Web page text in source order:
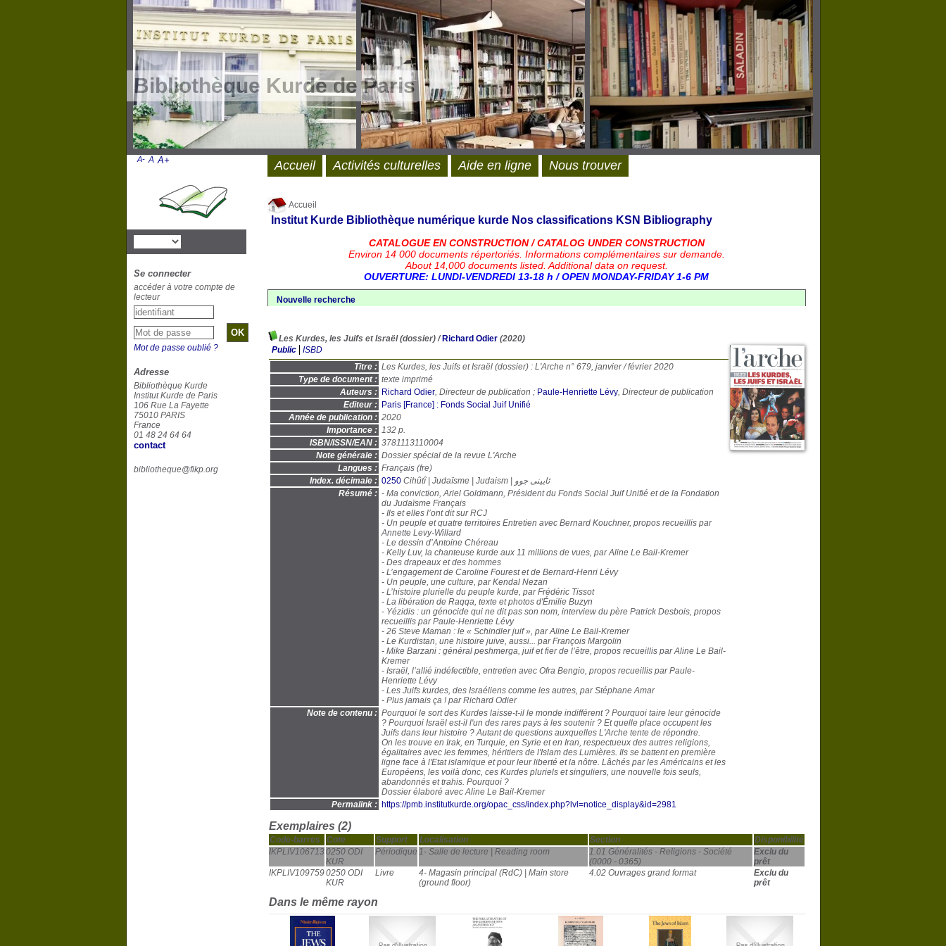
Bibliothèque Kurde de Paris
Accueil
Institut Kurde Bibliothèque numérique kurde Nos classifications KSN Bibliography
CATALOGUE EN CONSTRUCTION / CATALOG UNDER CONSTRUCTION
Environ 14 000 documents répertoriés. Informations complémentaires sur demande.
About 14,000 documents listed. Additional data on request.
OUVERTURE: LUNDI-VENDREDI 13-18 h / OPEN MONDAY-FRIDAY 1-6 PM
Nouvelle recherche
Les Kurdes, les Juifs et Israël (dossier)/ Richard Odier(2020)
Public
ISBD
Titre : Les Kurdes, les Juifs et Israël (dossier) : L'Arche n° 679, janvier / février 2020
Type de document : texte imprimé
Auteurs :
Richard Odier, Directeur de publication ; Paule-Henriette Lévy, Directeur de publication
Editeur :
Paris [France] : Fonds Social Juif Unifié
Année de publication : 2020
Importance : 132 p.
ISBN/ISSN/EAN : 3781113110004
Note générale : Dossier spécial de la revue L'Arche
Langues : Français (fre)
Index. décimale : 0250
Cihûtî | Judaïsme | Judaism | ئایینی جوو
Résumé : - Ma conviction, Ariel Goldmann, Président du Fonds Social Juif Unifié et de la Fondation
du Judaïsme Français
- Ils et elles l’ont dit sur RCJ
- Un peuple et quatre territoires Entretien avec Bernard Kouchner, propos recueillis par
Annette Levy-Willard
- Le dessin d’Antoine Chéreau
- Kelly Luv, la chanteuse kurde aux 11 millions de vues, par Aline Le Bail-Kremer
- Des drapeaux et des hommes
- L’engagement de Caroline Fourest et de Bernard-Henri Lévy
- Un peuple, une culture, par Kendal Nezan
- L’histoire plurielle du peuple kurde, par Frédéric Tissot
- La libération de Raqqa, texte et photos d'Émilie Buzyn
- Yézidis : un génocide qui ne dit pas son nom, interview du père Patrick Desbois, propos
recueillis par Paule-Henriette Lévy
- 26 Steve Maman : le « Schindler juif », par Aline Le Bail-Kremer
- Le Kurdistan, une histoire juive, aussi... par François Margolin
- Mike Barzani : général peshmerga, juif et fier de l’être, propos recueillis par Aline Le Bail-
Kremer
- Israël, l’allié indéfectible, entretien avec Ofra Bengio, propos recueillis par Paule-
Henriette Lévy
- Les Juifs kurdes, des Israéliens comme les autres, par Stéphane Amar
- Plus jamais ça ! par Richard Odier
Note de contenu : Pourquoi le sort des Kurdes laisse-t-il le monde indifférent ? Pourquoi taire leur génocide
? Pourquoi Israël est-il l'un des rares pays à les soutenir ? Et quelle place occupent les
Juifs dans leur histoire ? Autant de questions auxquelles L'Arche tente de répondre.
On les trouve en Irak, en Turquie, en Syrie et en Iran, respectueux des autres religions,
égalitaires avec les femmes, héritiers de l'Islam des Lumières. Ils se battent en première
ligne face à l'Etat islamique et pour leur liberté et la nôtre. Lâchés par les Américains et les
Européens, les voilà donc, ces Kurdes pluriels et singuliers, une nouvelle fois seuls,
abandonnés et trahis. Pourquoi ?
Dossier élaboré avec Aline Le Bail-Kremer
Permalink : https://pmb.institutkurde.org/opac_css/index.php?lvl=notice_display&id=2981
Exemplaires (2)
Code-barres Cote Support Localisation Section
Disponibilité
IKPLIV1067130250 ODI
KUR
Périodique 1- Salle de lecture | Reading room
1.01 Généralités - Religions - Société
(0000 - 0365)
Exclu du
prêt
IKPLIV1097590250 ODI
KUR
Livre
4- Magasin principal (RdC) | Main store
(ground floor)
4.02 Ouvrages grand format
Exclu du
prêt
Dans le même rayon
Accueil Activités culturelles Aide en ligne Nous trouver
A- A A+
Se connecter
accéder à votre compte de
lecteur
Mot de passe oublié ?
Adresse
Bibliothèque Kurde
Institut Kurde de Paris
106 Rue La Fayette
75010 PARIS
France
01 48 24 64 64
contact
bibliotheque@fikp.org